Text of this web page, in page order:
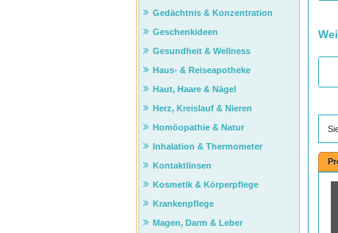
Gedächtnis & Konzentration
Geschenkideen
Gesundheit & Wellness
Haus- & Reiseapotheke
Haut, Haare & Nägel
Herz, Kreislauf & Nieren
Homöopathie & Natur
Inhalation & Thermometer
Kontaktlinsen
Kosmetik & Körperpflege
Krankenpflege
Magen, Darm & Leber